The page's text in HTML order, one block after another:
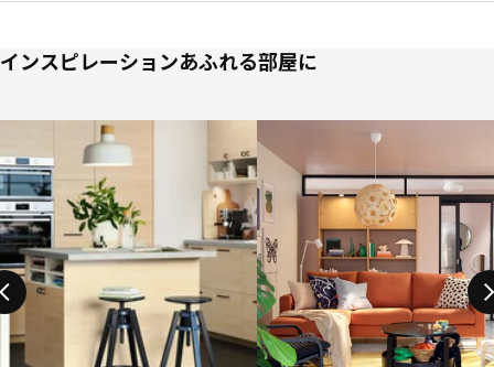
インスピレーションあふれる部屋に
リストをスキップ